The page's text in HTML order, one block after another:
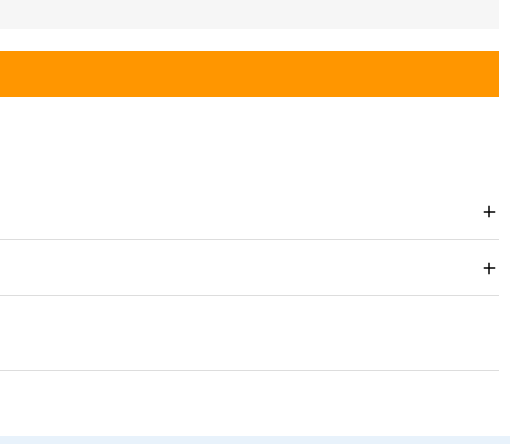
omruilbeleid.